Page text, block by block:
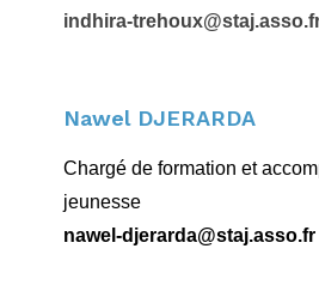
indhira-
Nawel DJERARDA
Chargé de formation et
jeunesse
nawel-djerarda@staj.asso.fr